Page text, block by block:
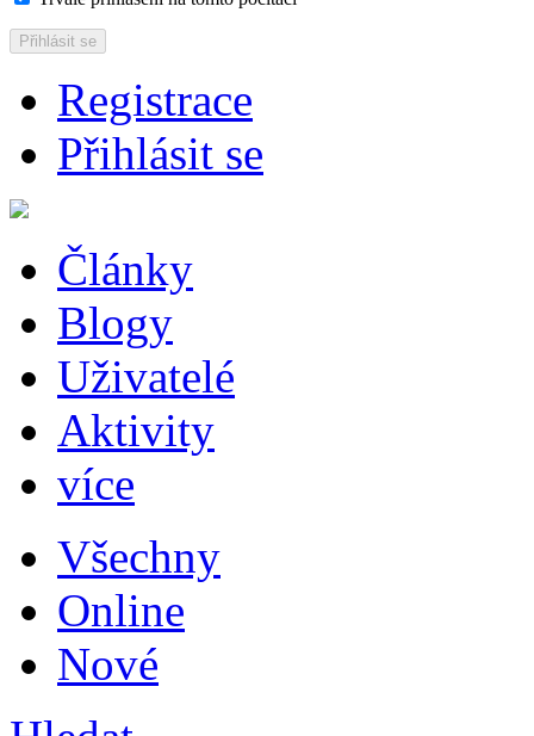
Přihlásit se
Registrace
Přihlásit se
Články
Blogy
Uživatelé
Aktivity
více
Všechny
Online
Nové